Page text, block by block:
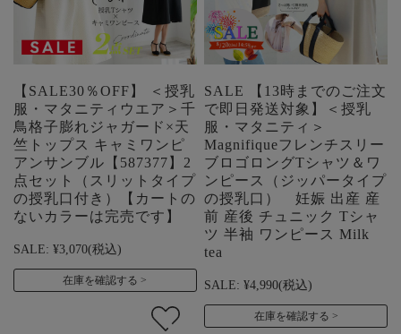
【SALE30％OFF】 ＜授乳
服・マタニティウエア＞千
鳥格子膨れジャガード×天
竺トップス キャミワンピ
アンサンブル【587377】2
点セット（スリットタイプ
の授乳口付き）【カートの
ないカラーは完売です】
SALE: ¥3,070(税込)
在庫を確認する
SALE 【13時までのご注文
で即日発送対象】＜授乳
服・マタニティ＞
Magnifiqueフレンチスリー
ブロゴロングTシャツ＆ワ
ンピース（ジッパータイプ
の授乳口） 妊娠 出産 産
前 産後 チュニック Tシャ
ツ 半袖 ワンピース Milk
tea
SALE: ¥4,990(税込)
在庫を確認する